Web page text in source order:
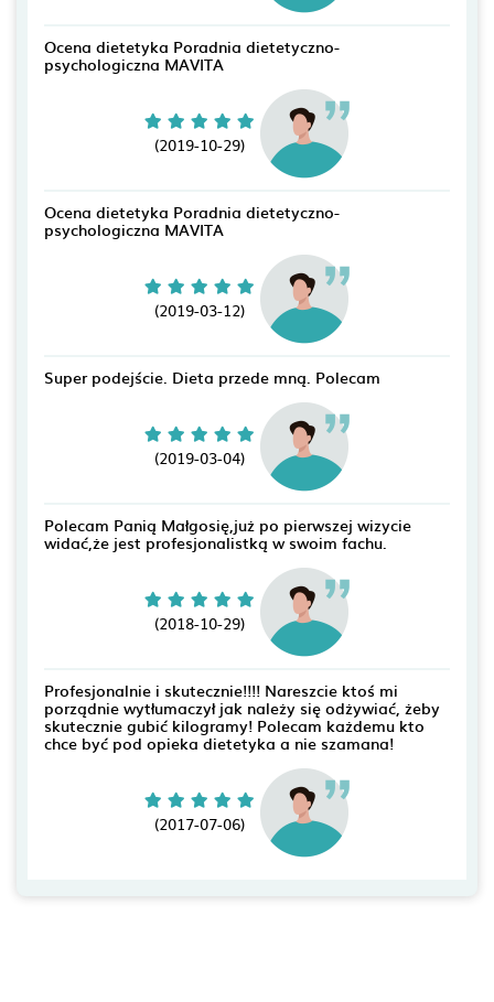
Ocena dietetyka Poradnia dietetyczno-
psychologiczna MAVITA
(2019-10-29)
Ocena dietetyka Poradnia dietetyczno-
psychologiczna MAVITA
(2019-03-12)
Super podejście. Dieta przede mną. Polecam
(2019-03-04)
Polecam Panią Małgosię,już po pierwszej wizycie
widać,że jest profesjonalistką w swoim fachu.
(2018-10-29)
Profesjonalnie i skutecznie!!!! Nareszcie ktoś mi
porządnie wytłumaczył jak należy się odżywiać, żeby
skutecznie gubić kilogramy! Polecam każdemu kto
chce być pod opieka dietetyka a nie szamana!
(2017-07-06)